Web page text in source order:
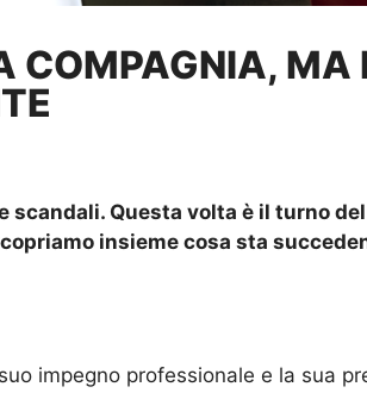
COMPAGNIA, MA
Questa volta è il turno
insieme cosa sta
impegno professionale e la sua